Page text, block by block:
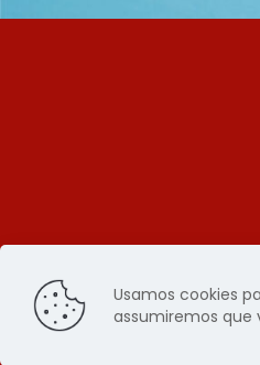
Usamos cookies
assumiremos